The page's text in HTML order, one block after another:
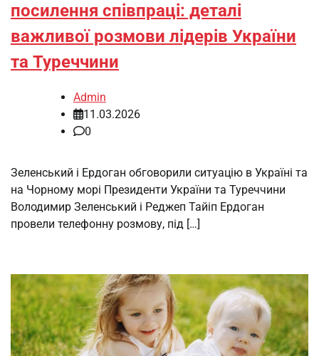
посилення співпраці: деталі
важливої розмови лідерів України
та Туреччини
Admin
11.03.2026
0
Зеленський і Ердоган обговорили ситуацію в Україні та
на Чорному морі Президенти України та Туреччини
Володимир Зеленський і Реджеп Тайіп Ердоган
провели телефонну розмову, під […]